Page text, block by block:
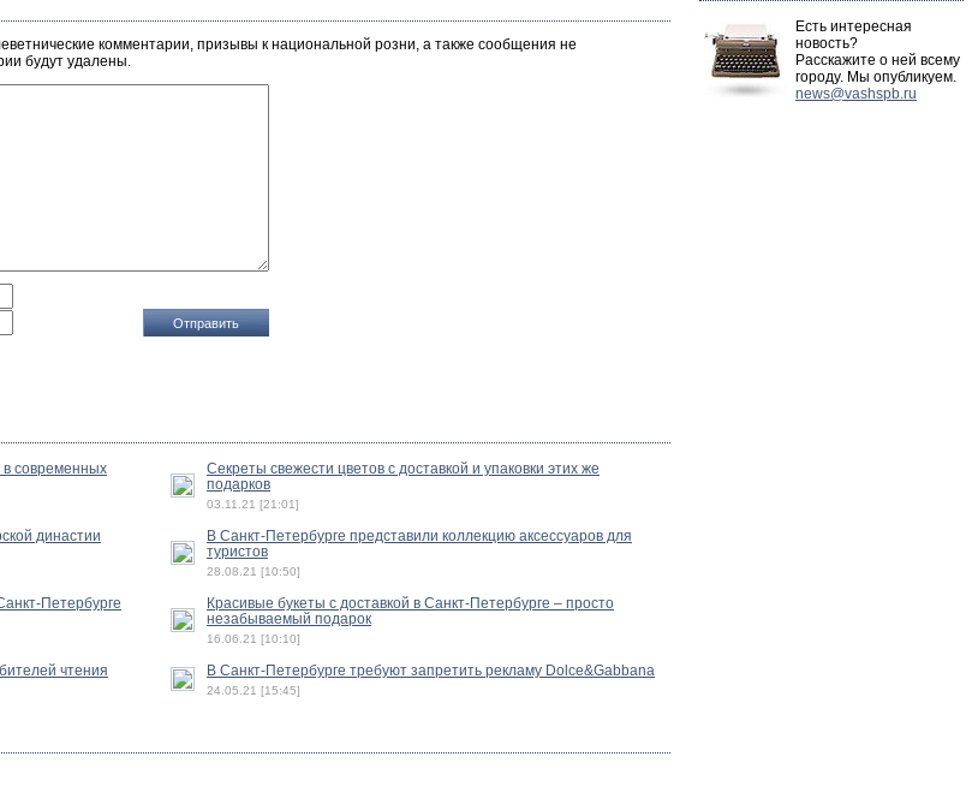
комментарии, призывы к национальной розни, а также сообщения не
будут удалены.
в современных
Секреты свежести цветов с доставкой и упаковки этих же
подарков
03.11.21 [21:01]
династии
В Санкт-Петербурге представили коллекцию аксессуаров для
туристов
28.08.21 [10:50]
Петербурге
Красивые букеты с доставкой в Санкт-Петербурге – просто
незабываемый подарок
16.06.21 [10:10]
чтения В Санкт-Петербурге требуют запретить рекламу Dolce&Gabbana
24.05.21 [15:45]
Есть интересная
новость?
Расскажите о ней всему
городу. Мы опубликуем.
news@vashspb.ru